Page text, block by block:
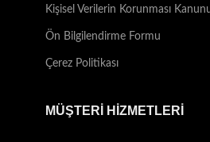
Kişisel Verilerin Korunması
Ön Bilgilendirme Formu
Çerez Politikası
MÜŞTERİ HİZMETLERİ